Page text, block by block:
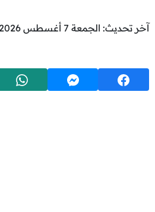
آخر تحديث: الجمعة 7 أغسطس 2026